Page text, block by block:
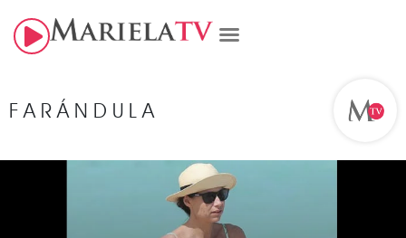
FARÁNDULA